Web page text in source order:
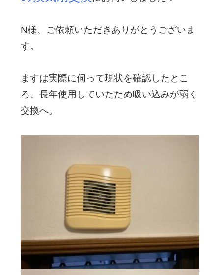
N様、ご依頼いただきありがとうございま
す。
ますは実際に伺って現状を確認したとこ
ろ、長年使用していたため吸い込みが弱く
交換へ。